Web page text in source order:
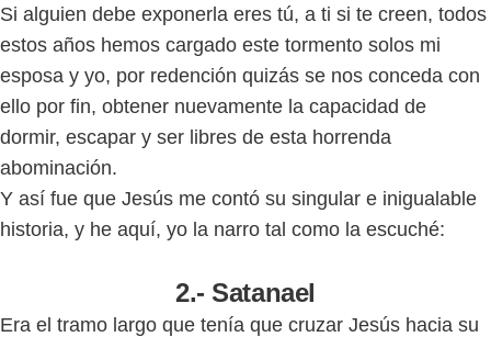
Si alguien debe exponerla eres tú, a ti si te creen, todos
estos años hemos cargado este tormento solos mi
esposa y yo, por redención quizás se nos conceda con
ello por fin, obtener nuevamente la capacidad de
dormir, escapar y ser libres de esta horrenda
abominación.
Y así fue que Jesús me contó su singular e inigualable
historia, y he aquí, yo la narro tal como la escuché:
2.- Satanael
Era el tramo largo que tenía que cruzar Jesús hacia su